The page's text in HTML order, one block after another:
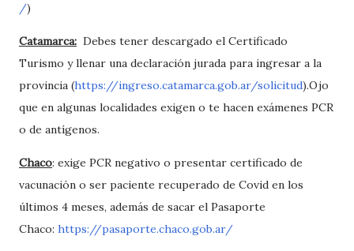
/)
Catamarca: Debes tener descargado el Certificado
Turismo y llenar una declaración jurada para ingresar a la
provincia (https://ingreso.catamarca.gob.ar/solicitud).Ojo
que en algunas localidades exigen o te hacen exámenes PCR
o de antígenos.
Chaco: exige PCR negativo o presentar certificado de
vacunación o ser paciente recuperado de Covid en los
últimos 4 meses, además de sacar el Pasaporte
Chaco: https://pasaporte.chaco.gob.ar/